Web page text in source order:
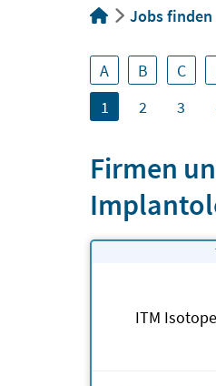
Jobs finden
A B C
1
2 3
Firmen
ITM